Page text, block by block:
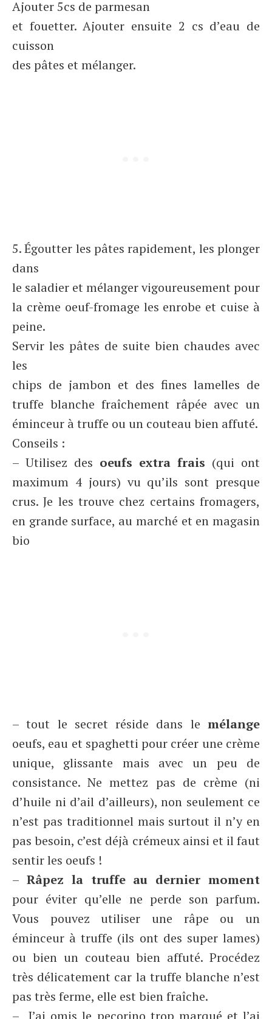
Ajouter 5cs de parmesan
et fouetter. Ajouter ensuite 2 cs d’eau de
cuisson
des pâtes et mélanger.
5. Égoutter les pâtes rapidement, les plonger
dans
le saladier et mélanger vigoureusement pour
la crème oeuf-fromage les enrobe et cuise à
peine.
Servir les pâtes de suite bien chaudes avec
les
chips de jambon et des fines lamelles de
truffe blanche fraîchement râpée avec un
éminceur à truffe ou un couteau bien affuté.
Conseils :
– Utilisez des oeufs extra frais (qui ont
maximum 4 jours) vu qu’ils sont presque
crus. Je les trouve chez certains fromagers,
en grande surface, au marché et en magasin
bio
– tout le secret réside dans le mélange
oeufs, eau et spaghetti pour créer une crème
unique, glissante mais avec un peu de
consistance. Ne mettez pas de crème (ni
d’huile ni d’ail d’ailleurs), non seulement ce
n’est pas traditionnel mais surtout il n’y en
pas besoin, c’est déjà crémeux ainsi et il faut
sentir les oeufs !
– Râpez la truffe au dernier moment
pour éviter qu’elle ne perde son parfum.
Vous pouvez utiliser une râpe ou un
éminceur à truffe (ils ont des super lames)
ou bien un couteau bien affuté. Procédez
très délicatement car la truffe blanche n’est
pas très ferme, elle est bien fraîche.
– J’ai omis le pecorino trop marqué et l’ai